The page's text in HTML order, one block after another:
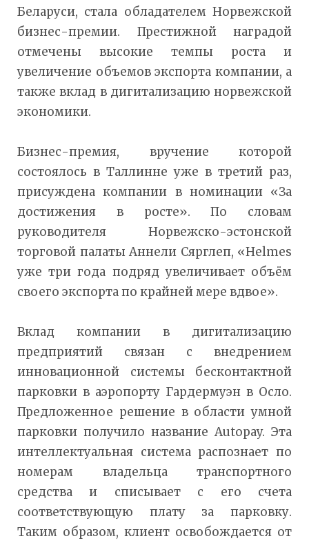
Беларуси, стала обладателем Норвежской
бизнес-премии. Престижной наградой
отмечены высокие темпы роста и
увеличение объемов экспорта компании, а
также вклад в дигитализацию норвежской
экономики.
Бизнес-премия, вручение которой
состоялось в Таллинне уже в третий раз,
присуждена компании в номинации «За
достижения в росте». По словам
руководителя Норвежско-эстонской
торговой палаты Аннели Сярглеп, «Helmes
уже три года подряд увеличивает объём
своего экспорта по крайней мере вдвое».
Вклад компании в дигитализацию
предприятий связан с внедрением
инновационной системы бесконтактной
парковки в аэропорту Гардермуэн в Осло.
Предложенное решение в области умной
парковки получило название Autopay. Эта
интеллектуальная система распознает по
номерам владельца транспортного
средства и списывает с его счета
соответствующую плату за парковку.
Таким образом, клиент освобождается от